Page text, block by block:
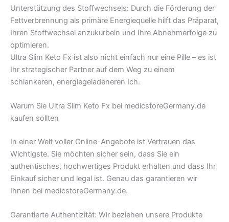
Unterstützung des Stoffwechsels: Durch die Förderung der
Fettverbrennung als primäre Energiequelle hilft das Präparat,
Ihren Stoffwechsel anzukurbeln und Ihre Abnehmerfolge zu
optimieren.
Ultra Slim Keto Fx ist also nicht einfach nur eine Pille – es ist
Ihr strategischer Partner auf dem Weg zu einem
schlankeren, energiegeladeneren Ich.
Warum Sie Ultra Slim Keto Fx bei medicstoreGermany.de
kaufen sollten
In einer Welt voller Online-Angebote ist Vertrauen das
Wichtigste. Sie möchten sicher sein, dass Sie ein
authentisches, hochwertiges Produkt erhalten und dass Ihr
Einkauf sicher und legal ist. Genau das garantieren wir
Ihnen bei medicstoreGermany.de.
Garantierte Authentizität: Wir beziehen unsere Produkte